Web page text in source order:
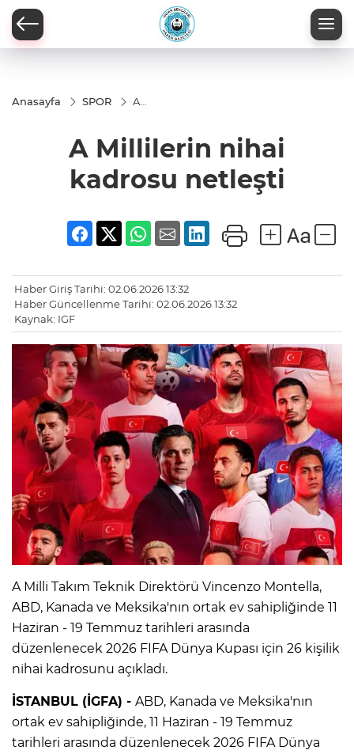
Anasayfa SPOR
A
kadrosu
netleşti
A Millilerin nihai
kadrosu netleşti
Haber Giriş Tarihi: 02.06.2026 13:32
Haber Güncellenme Tarihi: 02.06.2026 13:32
Kaynak: IGF
A Milli Takım Teknik Direktörü Vincenzo Montella,
ABD, Kanada ve Meksika'nın ortak ev sahipliğinde 11
Haziran - 19 Temmuz tarihleri arasında
düzenlenecek 2026 FIFA Dünya Kupası için 26 kişilik
nihai kadrosunu açıkladı.
İSTANBUL (İGFA) - ABD, Kanada ve Meksika'nın
ortak ev sahipliğinde, 11 Haziran - 19 Temmuz
tarihleri arasında düzenlenecek 2026 FIFA Dünya